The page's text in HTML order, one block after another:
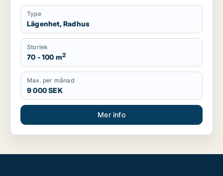
Type
Lägenhet, Radhus
Storlek
70 - 100 m2
Max. per månad
9 000 SEK
Mer info